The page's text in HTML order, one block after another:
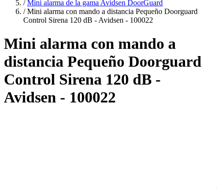
/ Mini alarma de la gama Avidsen DoorGuard
/ Mini alarma con mando a distancia Pequeño Doorguard
Control Sirena 120 dB - Avidsen - 100022
Mini alarma con mando a
distancia Pequeño Doorguard
Control Sirena 120 dB -
Avidsen - 100022